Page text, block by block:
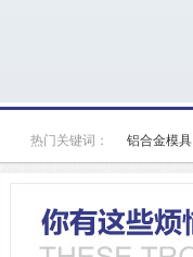
热门关键词： 铝合金模具